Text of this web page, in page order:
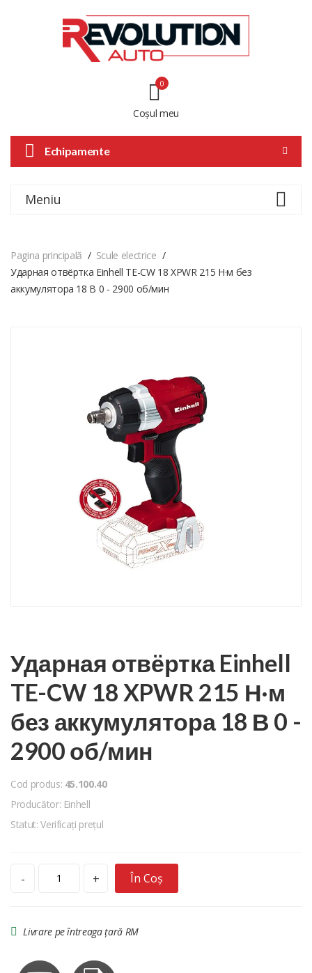
Coșul meu
0
Echipamente
Meniu
Pagina principală
Scule electrice
Ударная отвёртка Einhell TE-CW 18 XPWR 215 Н·м без
аккумулятора 18 В 0 - 2900 об/мин
Ударная отвёртка Einhell
TE-CW 18 XPWR 215 Н·м
без аккумулятора 18 В 0 -
2900 об/мин
Cod produs: 45.100.40
Producător: Einhell
Statut: Verificați prețul
- + În Coș
Livrare pe întreaga țară RM